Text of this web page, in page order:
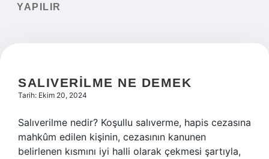
Yasal Uyarı
YAPILIR
SALIVERILME NE DEMEK
Tarih: Ekim 20, 2024
Salıverilme nedir? Koşullu salıverme, hapis cezasına
mahkûm edilen kişinin, cezasının kanunen
belirlenen kısmını iyi halli olarak çekmesi şartıyla,